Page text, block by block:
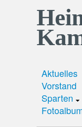
Aktuelles
Vorstand
Sparten